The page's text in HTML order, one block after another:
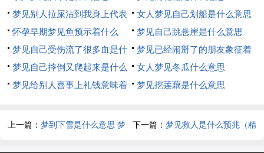
梦见别人拉屎沾到我身上代表
什么
女人梦见自己划船是什么意思
怀孕早期梦见鱼预示着什么
梦见自己跳悬崖是什么意思
梦见自己受伤流了很多血是什
么意思
梦见已经闹掰了的朋友象征着
什么
梦见自己摔倒又爬起来是什么
意思
女人梦见冬瓜什么意思
梦见给别人喜事上礼钱意味着
梦见挖莲藕是什么意思
上一篇：梦到下雪是什么意思 梦 下一篇： 梦见救人是什么预兆（精